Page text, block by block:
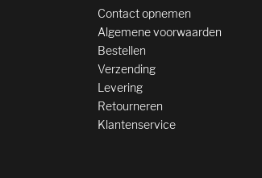
Contact opnemen
Algemene voorwaarden
Bestellen
Verzending
Levering
Retourneren
Klantenservice